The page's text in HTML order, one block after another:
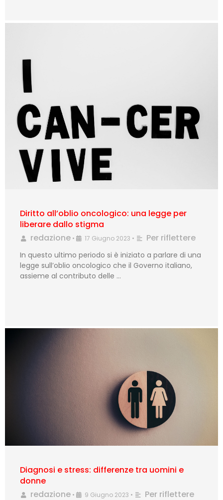
Diritto all’oblio oncologico: una legge per
liberare dallo stigma
redazione • 17 Giugno 2023 • Per riflettere
In questo ultimo periodo si è iniziato a parlare di una
legge sull’oblio oncologico che il Governo italiano,
assieme al contributo delle …
Diagnosi e stress: differenze tra uomini e
donne
redazione • 9 Giugno 2023 • Per riflettere